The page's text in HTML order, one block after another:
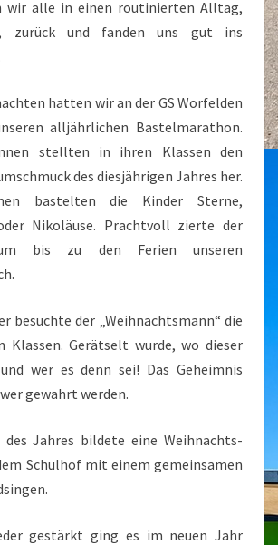
wir alle in einen routinierten Alltag,
zurück und fanden uns gut ins
hatten wir an der GS Worfelden
alljährlichen Bastelmarathon.
stellten in ihren Klassen den
des diesjährigen Jahres her.
bastelten die Kinder Sterne,
Nikoläuse. Prachtvoll zierte der
bis zu den Ferien unseren
besuchte der „Weihnachtsmann“ die
Klassen. Gerätselt wurde, wo dieser
wer es denn sei! Das Geheimnis
gewahrt werden.
des Jahres bildete eine Weihnachts-
Schulhof mit einem gemeinsamen
gestärkt ging es im neuen Jahr